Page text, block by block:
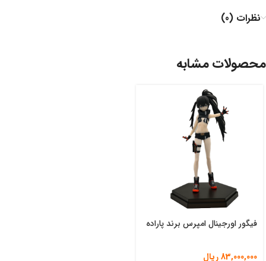
نظرات (0)
محصولات مشابه
فیگور اورجینال امپرس برند پاراده
83,000,000ریال